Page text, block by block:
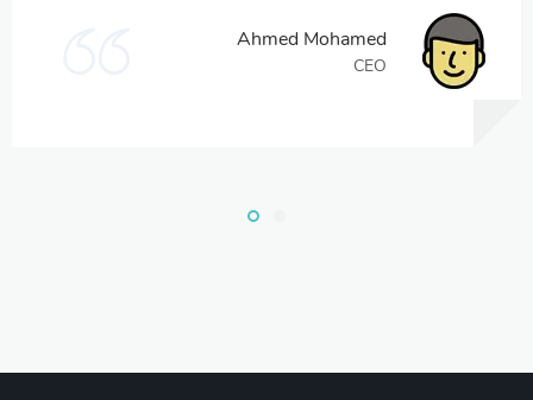
Ahmed Mohamed
CEO